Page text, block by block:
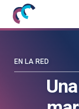
Mujeres
con
blog
EN LA RED